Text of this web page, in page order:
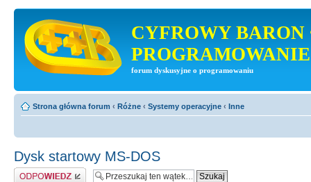
CYFROWY BARON
PROGRAMOWANIE
forum dyskusyjne o programowaniu
Strona główna forum ‹ Różne ‹ Systemy operacyjne ‹ Inne
Dysk startowy MS-DOS
Odpowiedz